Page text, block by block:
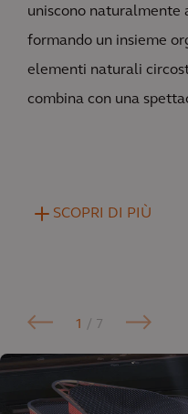
uniscono naturalmente
formando un insieme
elementi naturali
combina con una
SCOPRI DI PIÙ
1 / 7